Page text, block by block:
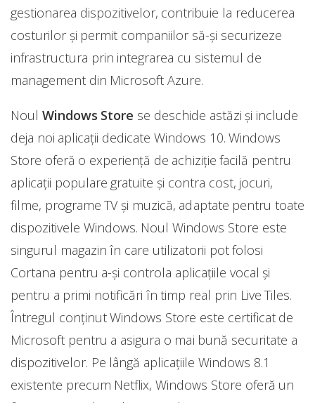
gestionarea dispozitivelor, contribuie la reducerea
costurilor şi permit companiilor să-şi securizeze
infrastructura prin integrarea cu sistemul de
management din Microsoft Azure.
Noul Windows Store se deschide astăzi şi include
deja noi aplicații dedicate Windows 10. Windows
Store oferă o experiență de achiziție facilă pentru
aplicații populare gratuite şi contra cost, jocuri,
filme, programe TV şi muzică, adaptate pentru toate
dispozitivele Windows. Noul Windows Store este
singurul magazin în care utilizatorii pot folosi
Cortana pentru a-şi controla aplicațiile vocal şi
pentru a primi notificări în timp real prin Live Tiles.
Întregul conținut Windows Store este certificat de
Microsoft pentru a asigura o mai bună securitate a
dispozitivelor. Pe lângă aplicațiile Windows 8.1
existente precum Netflix, Windows Store oferă un